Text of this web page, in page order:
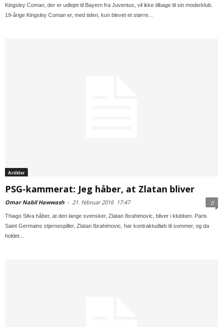
Kingsley Coman, der er udlejet til Bayern fra Juventus, vil ikke tilbage til sin moderklub.
19-årige Kingsley Coman er, med tiden, kun blevet et større...
Artikler
PSG-kammerat: Jeg håber, at Zlatan bliver
Omar Nabil Hawwash - 21. februar 201617:47 0
Thiago Silva håber, at den lange svensker, Zlatan Ibrahimovic, bliver i klubben. Paris
Saint Germains stjernespiller, Zlatan Ibrahimovic, har kontraktudløb til sommer, og da
holdet...